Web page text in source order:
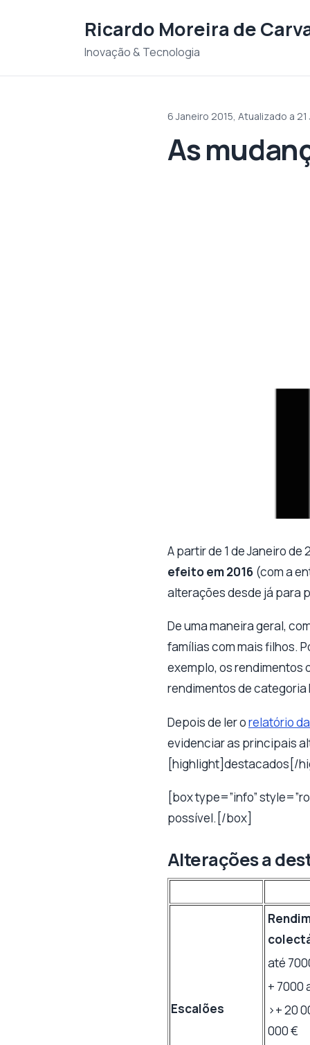
Ricardo Moreira de
Inovação & Tecnologia
6 Janeiro 2015, Atualizado a
As
A partir de 1 de Janeiro de
efeito em 2016 (com a
alterações desde já para
De uma maneira geral,
famílias com mais filhos.
exemplo, os rendimentos
rendimentos de
Depois de ler orelatório
evidenciar as principais
[highlight]destacados[/
[box type=”info”
possível.[/box]
Alterações a
Escalões
até
+ 7000
>+ 20
000 €